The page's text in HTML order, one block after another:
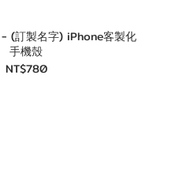
) iPhone客製化
手機殼
NT$780